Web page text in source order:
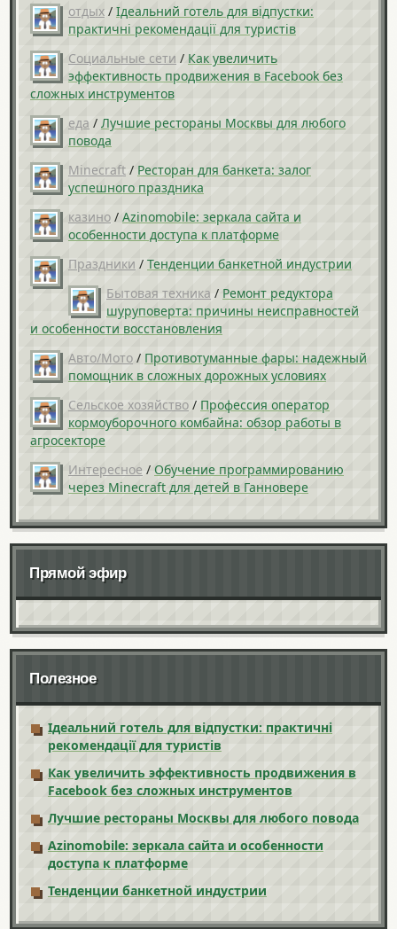
отдых / Ідеальний готель для відпустки:
практичні рекомендації для туристів
Социальные сети / Как увеличить
эффективность продвижения в Facebook без
сложных инструментов
еда / Лучшие рестораны Москвы для любого
повода
Minecraft / Ресторан для банкета: залог
успешного праздника
казино / Azinomobile: зеркала сайта и
особенности доступа к платформе
Праздники / Тенденции банкетной индустрии
Бытовая техника / Ремонт редуктора
шуруповерта: причины неисправностей
и особенности восстановления
Авто/Мото / Противотуманные фары: надежный
помощник в сложных дорожных условиях
Сельское хозяйство / Профессия оператор
кормоуборочного комбайна: обзор работы в
агросекторе
Интересное / Обучение программированию
через Minecraft для детей в Ганновере
Прямой эфир
Полезное
Ідеальний готель для відпустки: практичні
рекомендації для туристів
Как увеличить эффективность продвижения в
Facebook без сложных инструментов
Лучшие рестораны Москвы для любого повода
Azinomobile: зеркала сайта и особенности
доступа к платформе
Тенденции банкетной индустрии